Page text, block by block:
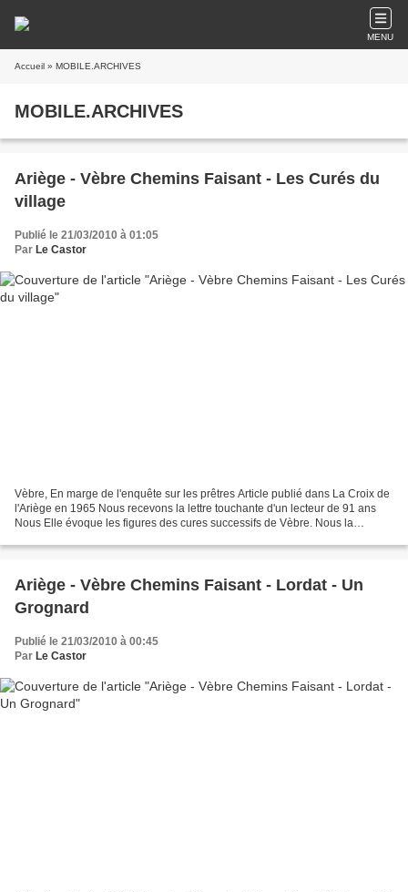
MENU
Accueil » MOBILE.ARCHIVES
MOBILE.ARCHIVES
Ariège - Vèbre Chemins Faisant - Les Curés du
village
Publié le 21/03/2010 à 01:05
Par Le Castor
Vèbre, En marge de l'enquête sur les prêtres Article publié dans La Croix de
l'Ariège en 1965 Nous recevons la lettre touchante d'un lecteur de 91 ans
Nous Elle évoque les figures des cures successifs de Vèbre. Nous la
Ariège - Vèbre Chemins Faisant - Lordat - Un
Grognard
Publié le 21/03/2010 à 00:45
Par Le Castor